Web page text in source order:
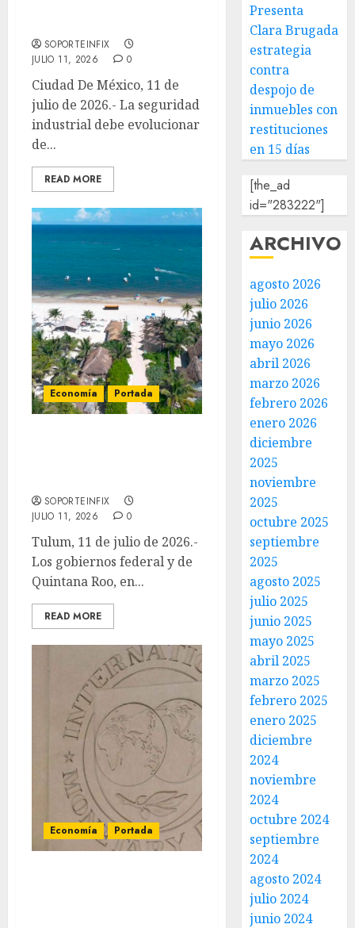
SOPORTEINFIX
JULIO 11, 2026
0
Ciudad De México, 11 de
julio de 2026.- La seguridad
industrial debe evolucionar
de...
READ MORE
Economía Portada
SOPORTEINFIX
JULIO 11, 2026
0
Tulum, 11 de julio de 2026.-
Los gobiernos federal y de
Quintana Roo, en...
READ MORE
Economía Portada
Presenta
Clara Brugada
estrategia
contra
despojo de
inmuebles con
restituciones
en 15 días
[the_ad
id="283222"]
ARCHIVO
agosto 2026
julio 2026
junio 2026
mayo 2026
abril 2026
marzo 2026
febrero 2026
enero 2026
diciembre
2025
noviembre
2025
octubre 2025
septiembre
2025
agosto 2025
julio 2025
junio 2025
mayo 2025
abril 2025
marzo 2025
febrero 2025
enero 2025
diciembre
2024
noviembre
2024
octubre 2024
septiembre
2024
agosto 2024
julio 2024
junio 2024